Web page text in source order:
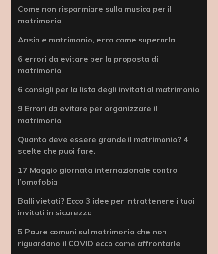
Come non risparmiare sulla musica per il
matrimonio
Ansia e matrimonio, ecco come superarla
6 errori da evitare per la proposta di
matrimonio
6 consigli per la lista degli invitati al matrimonio
9 Errori da evitare per organizzare il
matrimonio
Quanto deve essere grande il matrimonio? 4
scelte che puoi fare.
17 Maggio giornata internazionale contro
l’omofobia
Balli vietati? Ecco 3 idee per intrattenere i tuoi
invitati in sicurezza
5 Paure comuni sul matrimonio che non
riguardano il COVID ecco come affrontarle